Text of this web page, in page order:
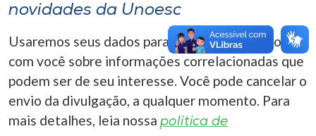
novidades da Unoesc
Usaremos seus dados para entrar em contato
com você sobre informações correlacionadas que
podem ser de seu interesse. Você pode cancelar o
envio da divulgação, a qualquer momento. Para
mais detalhes, leia nossa política de